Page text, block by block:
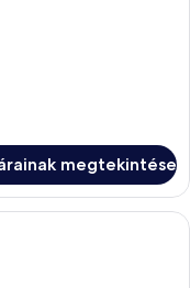
megtekintése